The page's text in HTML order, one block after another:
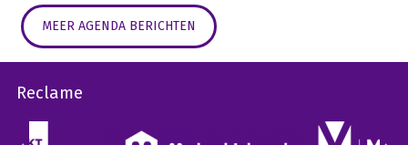
MEER AGENDA BERICHTEN
Reclame